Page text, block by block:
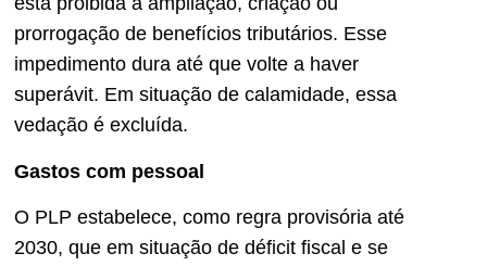
prorrogação de benefícios tributários. Esse
impedimento dura até que volte a haver
superávit. Em situação de calamidade, essa
vedação é excluída.
Gastos com pessoal
O PLP estabelece, como regra provisória até
2030, que em situação de déficit fiscal e se